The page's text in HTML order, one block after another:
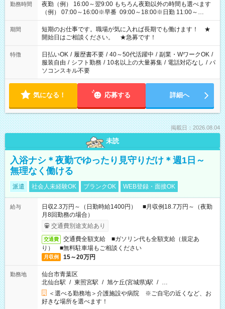
勤務時間
夜勤（例） 16:00～翌9:00 もちろん夜勤以外の時間も選べます
（例） 07:00～16:00※早番 09:00～18:00※日勤 11:00～
20:00※遅番 ※時間は、固定・選べる施設もあるので、ご希望が
あれば調整できます！ ※シフト制。勤務地により実働時間が異
なります。★家庭の都合でお休みが必要な場合も遠慮なくご相
談ください。
期間
短期のお仕事です。職場が気に入れば長期でも働けます！ ★
開始日はご相談ください。 ★急募です！
特徴 日払いOK / 履歴書不要 / 40～50代活躍中 / 副業・WワークOK /
服装自由 / シフト勤務 / 10名以上の大量募集 / 電話対応なし / パ
ソコンスキル不要
気になる！ 応募する 詳細へ
掲載日：2026.08.04
未読
入浴ナシ＊夜勤でゆったり見守りだけ＊週1日～
無理なく働ける
派遣 社会人未経験OK ブランクOK WEB登録・面接OK
給与
日収2.3万円～（日勤時給1400円） ■月収例18.7万円～（夜勤
月8回勤務の場合）
交通費別途支給あり
交通費
交通費全額支給 ■ガソリン代も全額支給（規定あ
り） ■無料駐車場もご相談ください
月収例 15～20万円
勤務地
仙台市青葉区
北仙台駅 / 東照宮駅 / 旭ケ丘(宮城県)駅 / …
＜選べる勤務地＞介護施設や病院 ※ご自宅の近くなど、お
好きな場所を選べます！